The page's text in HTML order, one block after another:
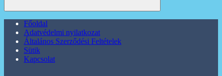
Főoldal
Adatvédelmi nyilatkozat
Általános Szerződési Feltételek
Sütik
Kapcsolat